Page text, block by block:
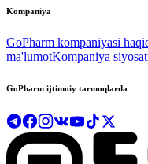
Kompaniya
GoPharm kompaniyasi
ma'lumotKompaniya
GoPharm ijtimoiy tarmoqlarda